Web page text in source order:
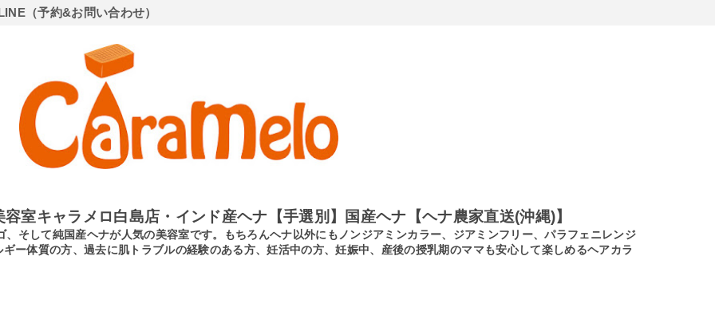
（予約&お問い合わせ）
室キャラメロ白島店・インド産ヘナ【手選別】国産ヘナ【ヘナ農家直送(沖縄)】
して純国産ヘナが人気の美容室です。もちろんヘナ以外にもノンジアミンカラー、ジアミンフリー、パラフェニレンジ
ー体質の方、過去に肌トラブルの経験のある方、妊活中の方、妊娠中、産後の授乳期のママも安心して楽しめるヘアカラ